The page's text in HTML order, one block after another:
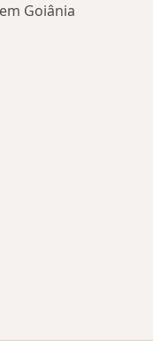
Goiânia
de cidade